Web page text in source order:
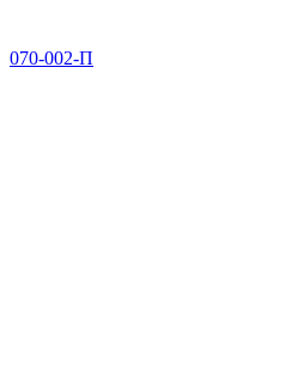
070-002-П